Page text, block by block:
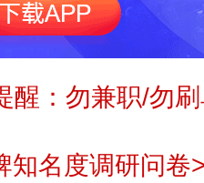
醒：勿兼职/勿
知名度调研问卷